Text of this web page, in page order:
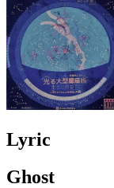
Lyric
Ghost